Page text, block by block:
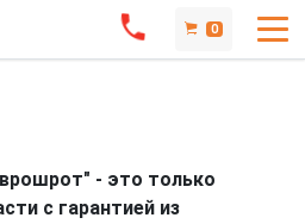
0
- это только
с гарантией из